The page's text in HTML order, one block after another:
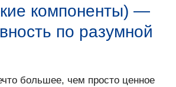
компоненты) —
по разумной
большее, чем просто ценное